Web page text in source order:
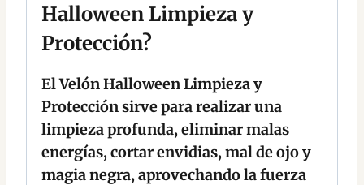
Halloween Limpieza y
Protección?
El Velón Halloween Limpieza y
Protección sirve para realizar una
limpieza profunda, eliminar malas
energías, cortar envidias, mal de ojo y
magia negra, aprovechando la fuerza